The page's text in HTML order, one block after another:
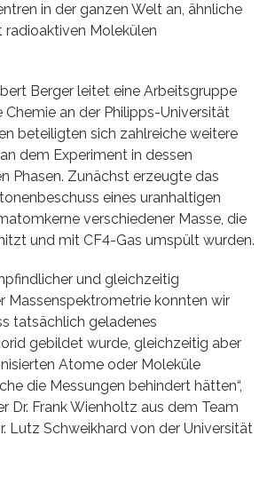
in der ganzen Welt an, ähnliche
radioaktiven Molekülen
Berger leitet eine Arbeitsgruppe
an der Philipps-Universität
beteiligten sich zahlreiche weitere
dem Experiment in dessen
Phasen. Zunächst erzeugte das
eines uranhaltigen
verschiedener Masse, die
und mit CF4-Gas umspült wurden.
und gleichzeitig
Massenspektrometrie konnten wir
tatsächlich geladenes
gebildet wurde, gleichzeitig aber
Atome oder Moleküle
die Messungen behindert hätten“,
Dr. Frank Wienholtz aus dem Team
Lutz Schweikhard von der Universität